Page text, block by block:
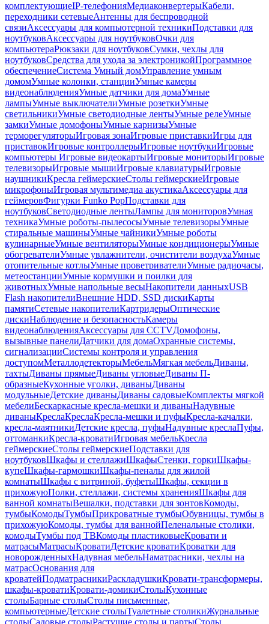
комплектующиеIP-телефонияМедиаконвертерыКабели,
переходники сетевыеАнтенны для беспроводной
связиАксессуары для компьютерной техникиПодставки для
ноутбуковАксессуары для ноутбуковОчки для
компьютераРюкзаки для ноутбуковСумки, чехлы для
ноутбуковСредства для ухода за электроникойПрограммное
обеспечениеСистема Умный домУправление умным
домомУмные колонки, станцииУмные камеры
видеонаблюденияУмные датчики для домаУмные
лампыУмные выключателиУмные розеткиУмные
светильникиУмные светодиодные лентыУмные релеУмные
замкиУмные домофоныУмные карнизыУмные
терморегуляторыИгровая зонаИгровые приставкиИгры для
приставокИгровые контроллерыИгровые ноутбукиИгровые
компьютеры Игровые видеокартыИгровые мониторыИгровые
телевизорыИгровые мышиИгровые клавиатурыИгровые
наушникиКресла геймерскиеСтолы геймерскиеИгровые
микрофоныИгровая мультимедиа акустикаАксессуары для
геймеровФигурки Funko PopПодставки для
ноутбуковСветодиодные лентыЛампы для мониторовУмная
техникаУмные роботы-пылесосыУмные телевизорыУмные
стиральные машиныУмные чайникиУмные роботы
кулинарныеУмные вентиляторыУмные кондиционерыУмные
обогревателиУмные увлажнители, очистители воздухаУмные
отопительные котлыУмные проветривателиУмные радиочасы,
метеостанцииУмные кормушки и поилки для
животныхУмные напольные весыНакопители данныхUSB
Flash накопителиВнешние HDD, SSD дискиКарты
памятиСетевые накопителиКартридерыОптические
дискиНаблюдение и безопасностьКамеры
видеонаблюденияАксессуары для CCTVДомофоны,
вызывные панелиДатчики для домаОхранные системы,
сигнализацииСистемы контроля и управления
доступомМеталлодетекторыМебельМягкая мебельДиваны,
тахтыДиваны прямыеДиваны угловыеДиваны П-
образныеКухонные уголки, диваныДиваны
модульныеДетские диваныДиваны садовыеКомплекты мягкой
мебелиБескаркасные кресла-мешки и диваныНадувные
диваныКреслаКреслаКресла-мешки и пуфыКресла-качалки,
кресла-маятникиДетские кресла, пуфыНадувные креслаПуфы,
оттоманкиКресла-кроватиИгровая мебельКресла
геймерскиеСтолы геймерскиеПодставки для
ноутбуковШкафы и стеллажиШкафыСтенки, горкиШкафы-
купеШкафы-гармошкиШкафы-пеналы для жилой
комнатыШкафы с витриной, буфетыШкафы, секции в
прихожуюПолки, стеллажи, системы храненияШкафы для
ванной комнатыВешалки, подставки для зонтовКомоды,
тумбыКомодыТумбыПрикроватные тумбыОбувницы, тумбы в
прихожуюКомоды, тумбы для ваннойПеленальные столики,
комодыТумбы под ТВКомоды пластиковыеКровати и
матрасыМатрасыКроватиДетские кроватиКроватки для
новорожденныхНадувная мебельНаматрасники, чехлы на
матрасОснования для
кроватейПодматрасникиРаскладушкиКровати-трансформеры,
шкафы-кроватиКровати-домикиСтолыКухонные
столыБарные столыСтолы письменные,
компьютерныеДетские столыТуалетные столикиЖурнальные
столыСадовые столыРастущие столы и партыСтолы,